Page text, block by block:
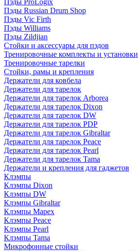
Пэды ProLogix
Пэды Russian Drum Shop
Пэды Vic Firth
Пэды Williams
Пэды Zildjian
Стойки и аксессуары для пэдов
Тренировочные комплекты и установки
Тренировочные тарелки
Стойки, рамы и крепления
Держатели для ковбела
Держатели для тарелок
Держатели для тарелок Arborea
Держатели для тарелок Dixon
Держатели для тарелок DW
Держатели для тарелок PDP
Держатели для тарелок Gibraltar
Держатели для тарелок Peace
Держатели для тарелок Pearl
Держатели для тарелок Tama
Держатели и крепления для гаджетов
Клэмпы
Клэмпы Dixon
Клэмпы DW
Клэмпы Gibraltar
Клэмпы Mapex
Клэмпы Peace
Клэмпы Pearl
Клэмпы Tama
Микрофонные стойки